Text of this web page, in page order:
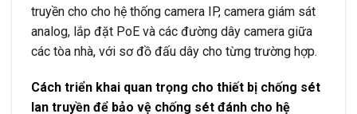
truyền cho cho hệ thống camera IP, camera giám sát
analog, lắp đặt PoE và các đường dây camera giữa
các tòa nhà, với sơ đồ đấu dây cho từng trường hợp.
Cách triển khai quan trọng cho thiết bị chống sét
lan truyền để bảo vệ chống sét đánh cho hệ